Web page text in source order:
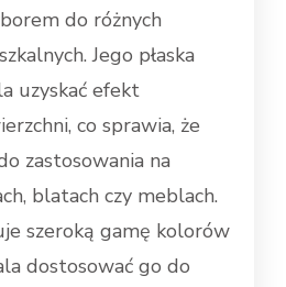
do różnych
Jego płaska
uzyskać efekt
co sprawia, że
zastosowania na
blatach czy meblach.
szeroką gamę kolorów
dostosować go do